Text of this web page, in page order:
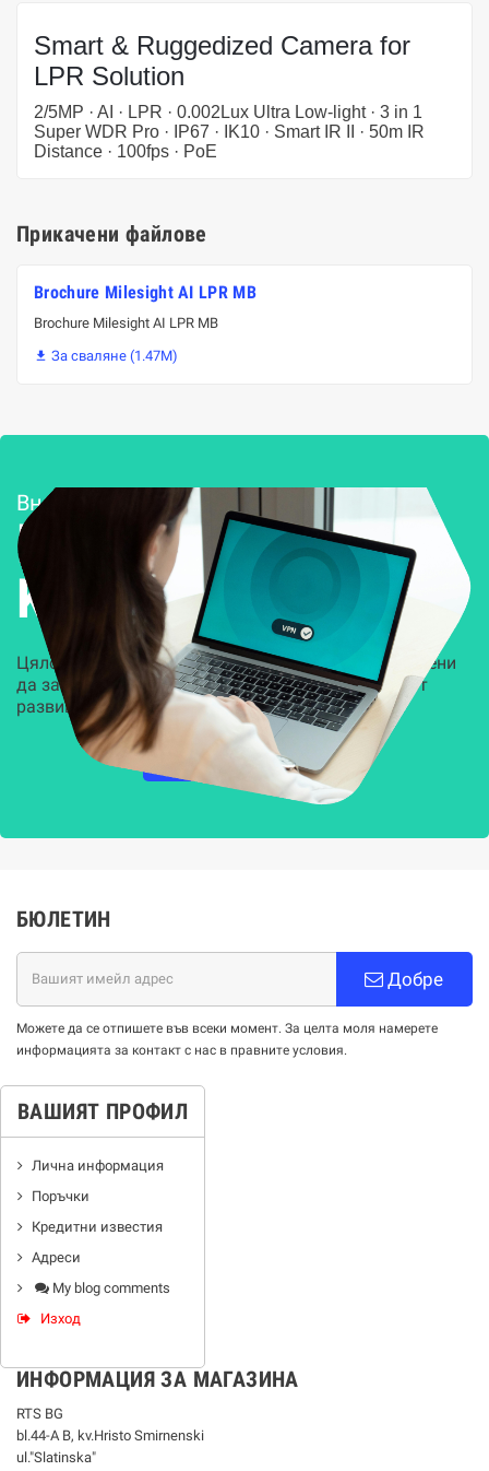
Smart & Ruggedized Camera for
LPR Solution
2/5MP · AI · LPR · 0.002Lux Ultra Low-light · 3 in 1
Super WDR Pro · IP67 · IK10 · Smart IR II · 50m IR
Distance · 100fps · PoE
Прикачени файлове
Brochure Milesight AI LPR MB
Brochure Milesight AI LPR MB
 За сваляне (1.47M)
Внедряване и поддръжка
Решения за
Kиберсигурност
Цялостни, задвижвани от AI решения, предназначени
да защитят всеки слой на вашата организация от
развиващите се киберзаплахи.
НАУЧЕТЕ ПОВЕЧЕ
БЮЛЕТИН
Добре
Можете да се отпишете във всеки момент. За целта моля намерете
информацията за контакт с нас в правните условия.
ВАШИЯТ ПРОФИЛ
Лична информация
Поръчки
Кредитни известия
Адреси
My blog comments
Изход
ИНФОРМАЦИЯ ЗА МАГАЗИНА
RTS BG
bl.44-А В, kv.Hristo Smirnenski
ul."Slatinska"